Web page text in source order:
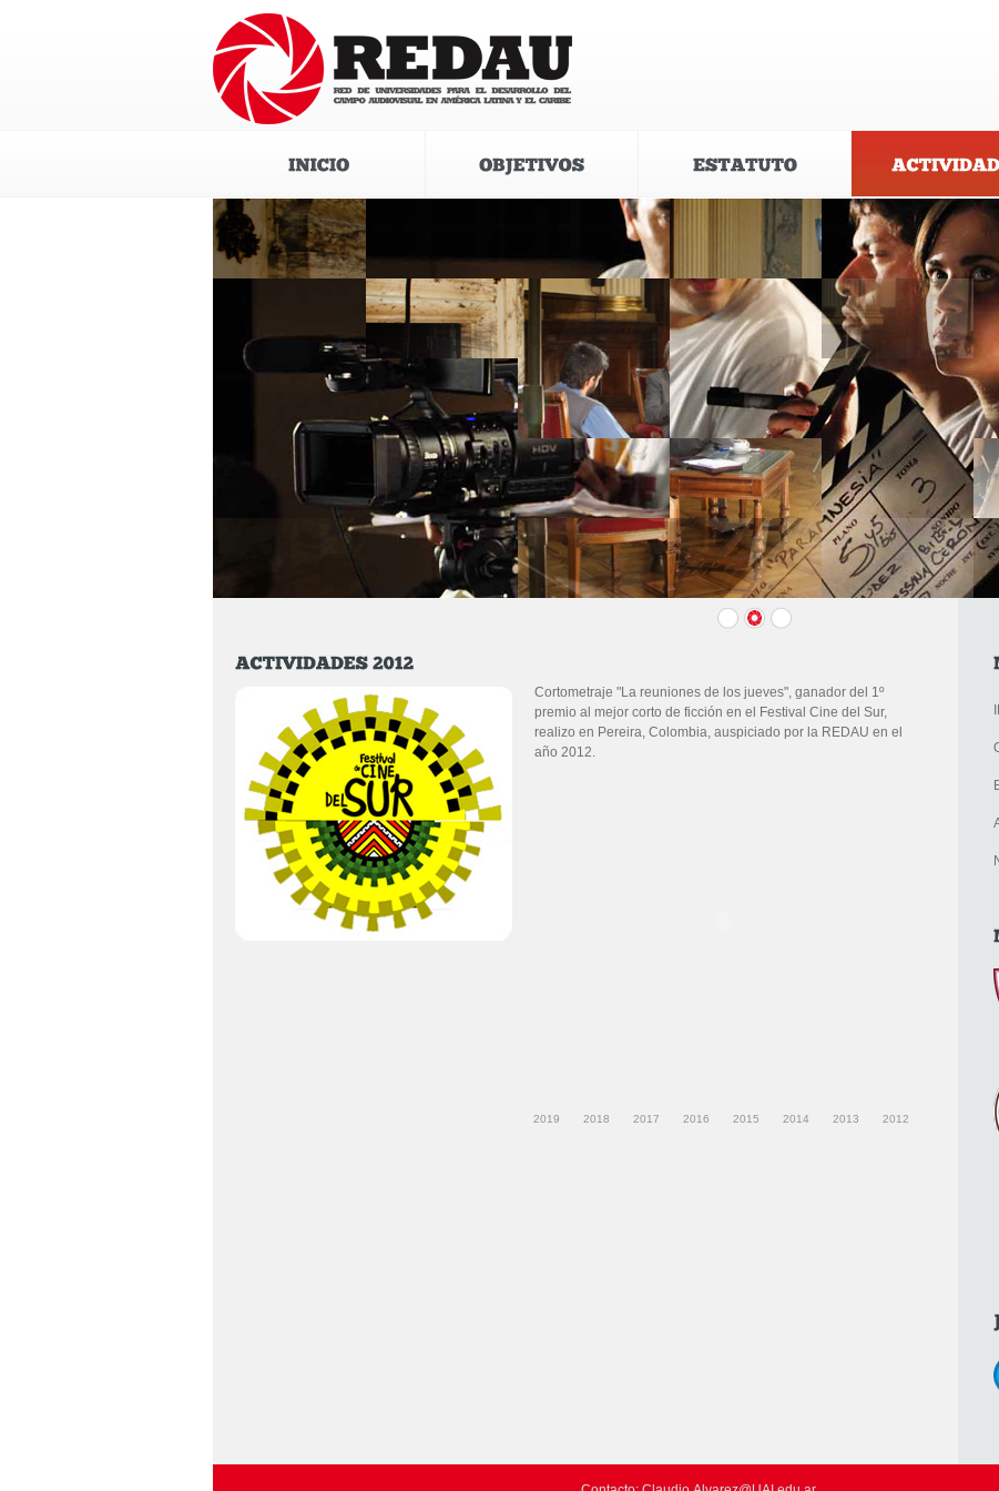
Cortometraje "La reuniones de los jueves", ganador del 1º
premio al mejor corto de ficción en el Festival Cine del Sur,
realizo en Pereira, Colombia, auspiciado por la REDAU en el
año 2012.
2019 2018 2017 2016 2015 2014 2013 2012